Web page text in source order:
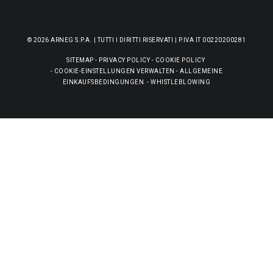
© 2026 ARNEG S.P.A. | TUTTI I DIRITTI RISERVATI | P.IVA IT 00220200281
SITEMAP - PRIVACY POLICY- COOKIE POLICY
- COOKIE-EINSTELLUNGEN VERWALTEN -ALLGEMEINE
EINKAUFSBEDINGUNGEN
-WHISTLEBLOWING